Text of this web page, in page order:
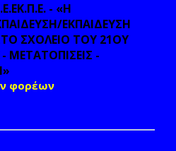
- «Η
ΕΚΠΑΙΔΕΥΣΗ
ΣΧΟΛΕΙΟ ΤΟΥ 21ΟΥ
ΜΕΤΑΤΟΠΙΣΕΙΣ -
φορέων